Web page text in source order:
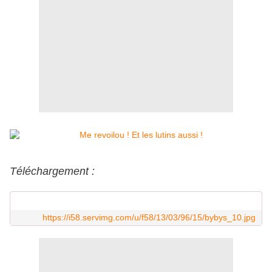
Téléchargement :
https://i58.servimg.com/u/f58/13/03/96/15/bybys_10.jpg